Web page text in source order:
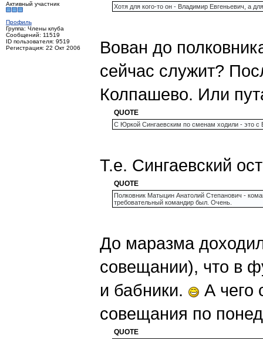
Активный участник
Профиль
Группа: Члены клуба
Сообщений: 11519
ID пользователя: 9519
Регистрация: 22 Окт 2006
Хотя для кого-то он - Владимир Евгеньевич, а
Вован до
сейчас служит?
Колпашево. Или
QUOTE
С Юркой Сингаевским по сменам ходили - это
Т.е. Сингаевский
QUOTE
Полковник Матыцин Анатолий Степанович -
требовательный командир был. Очень.
До маразма
совещании), что в
и бабники.
А чего
совещания по
QUOTE